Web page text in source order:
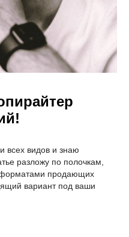
всех видов и знаю
разложу по полочкам,
продающих
вариант под ваши